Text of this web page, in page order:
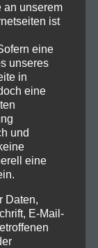
an unserem
ist
eine
unseres
in
eine
und
eine
Daten,
E-Mail-